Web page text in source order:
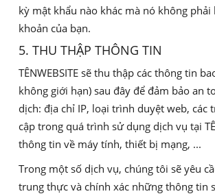
kỳ mật khẩu nào khác mà nó không phải
khoản của bạn.
5. THU THẬP THÔNG TIN
TÊNWEBSITE sẽ thu thập các thông tin
không giới hạn) sau đây để đảm bảo an
dịch: địa chỉ IP, loại trình duyệt web, các
cập trong quá trình sử dụng dịch vụ tại
thông tin về máy tính, thiết bị mạng, ...
Trong một số dịch vụ, chúng tôi sẽ yêu
trung thực và chính xác những thông tin